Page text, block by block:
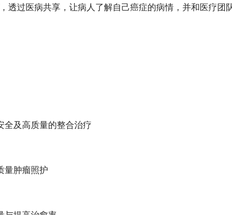
透过医病共享，让病人了解自己癌症的病情，并和医疗团
及高质量的整合治疗
量肿瘤照护